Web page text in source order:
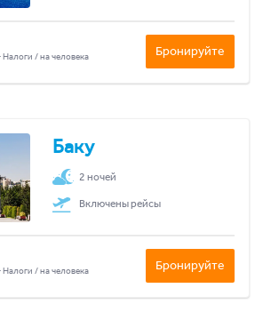
/ на человека Бронируйте
Баку
2 ночей
Включены рейсы
/ на человека Бронируйте